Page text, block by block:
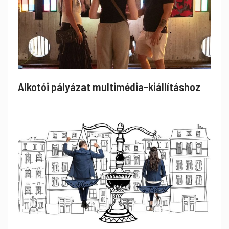
Alkotói pályázat multimédia-kiállításhoz